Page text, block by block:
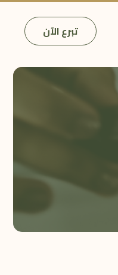
تبرع الآن